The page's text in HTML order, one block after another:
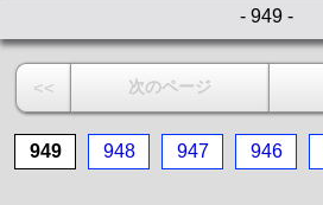
- 949 -
<< 次のページ
949 948 947 946